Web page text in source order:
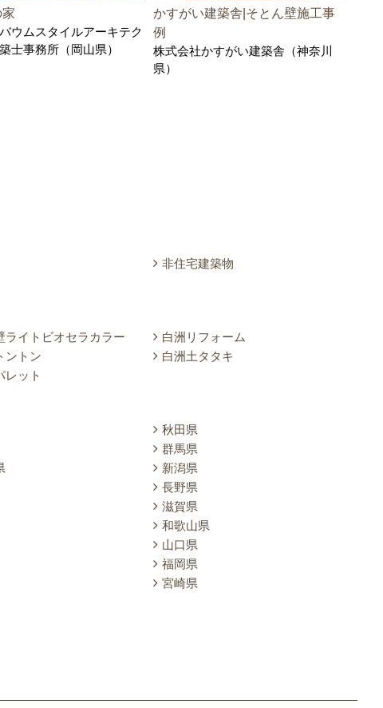
ウムスタイルアーキテク
士事務所（岡山県）
かすがい建築舎|そとん壁施工事
例
株式会社かすがい建築舎（神奈川
県）
非住宅建築物
ライトビオセラカラー
白洲リフォーム
ントン
白洲土タタキ
レット
秋田県
群馬県
新潟県
長野県
滋賀県
和歌山県
山口県
福岡県
宮崎県